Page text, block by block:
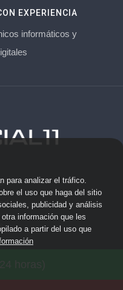
EXPERIENCIA
informáticos y
·
para analizar el tráfico.
el uso que haga del sitio
publicidad y análisis
información que les
a partir del uso que